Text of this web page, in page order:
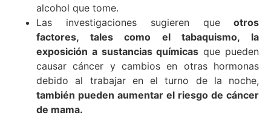
alcohol que tome.
Las investigaciones sugieren que otros
factores, tales como el tabaquismo, la
exposición a sustancias químicas que pueden
causar cáncer y cambios en otras hormonas
debido al trabajar en el turno de la noche,
también pueden aumentar el riesgo de cáncer
de mama.